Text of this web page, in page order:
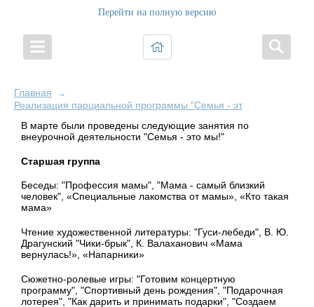
Перейти на полную версию
Главная →
Реализация парциальной программы "Семья - это Мы!"
В марте были проведены следующие занятия по
внеурочной деятельности "Семья - это мы!"
Старшая группа
Беседы: "Профессия мамы", "Мама - самый близкий
человек", «Специальные лакомства от мамы», «Кто такая
мама»
Чтение художественной литературы: "Гуси-лебеди", В. Ю.
Драгунский "Чики-брык", К. Валаханович «Мама
вернулась!», «Напарники»
Сюжетно-ролевые игры: "Готовим концертную
программу", "Спортивный день рождения", "Подарочная
лотерея", "Как дарить и принимать подарки", "Создаем